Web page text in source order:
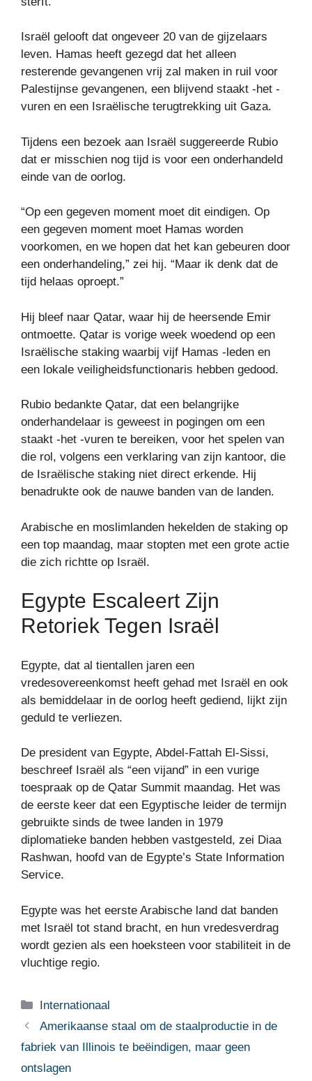
Israël gelooft dat ongeveer 20 van de gijzelaars
leven. Hamas heeft gezegd dat het alleen
resterende gevangenen vrij zal maken in ruil voor
Palestijnse gevangenen, een blijvend staakt -het -
vuren en een Israëlische terugtrekking uit Gaza.
Tijdens een bezoek aan Israël suggereerde Rubio
dat er misschien nog tijd is voor een onderhandeld
einde van de oorlog.
“Op een gegeven moment moet dit eindigen. Op
een gegeven moment moet Hamas worden
voorkomen, en we hopen dat het kan gebeuren door
een onderhandeling,” zei hij. “Maar ik denk dat de
tijd helaas oproept.”
Hij bleef naar Qatar, waar hij de heersende Emir
ontmoette. Qatar is vorige week woedend op een
Israëlische staking waarbij vijf Hamas -leden en
een lokale veiligheidsfunctionaris hebben gedood.
Rubio bedankte Qatar, dat een belangrijke
onderhandelaar is geweest in pogingen om een ​​
staakt -het -vuren te bereiken, voor het spelen van
die rol, volgens een verklaring van zijn kantoor, die
de Israëlische staking niet direct erkende. Hij
benadrukte ook de nauwe banden van de landen.
Arabische en moslimlanden hekelden de staking op
een top maandag, maar stopten met een grote actie
die zich richtte op Israël.
Egypte Escaleert Zijn
Retoriek Tegen Israël
Egypte, dat al tientallen jaren een
vredesovereenkomst heeft gehad met Israël en ook
als bemiddelaar in de oorlog heeft gediend, lijkt zijn
geduld te verliezen.
De president van Egypte, Abdel-Fattah El-Sissi,
beschreef Israël als “een vijand” in een vurige
toespraak op de Qatar Summit maandag. Het was
de eerste keer dat een Egyptische leider de termijn
gebruikte sinds de twee landen in 1979
diplomatieke banden hebben vastgesteld, zei Diaa
Rashwan, hoofd van de Egypte’s State Information
Service.
Egypte was het eerste Arabische land dat banden
met Israël tot stand bracht, en hun vredesverdrag
wordt gezien als een hoeksteen voor stabiliteit in de
vluchtige regio.
Categorieën
Internationaal
Amerikaanse staal om de staalproductie in de
fabriek van Illinois te beëindigen, maar geen
ontslagen